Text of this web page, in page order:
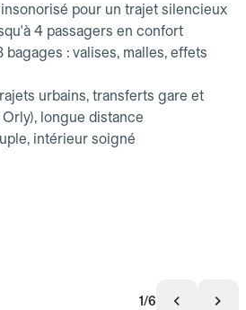
pour un trajet silencieux
4 passagers en confort
bagages : valises, malles, effets
urbains, transferts gare et
longue distance
intérieur soigné
1/6